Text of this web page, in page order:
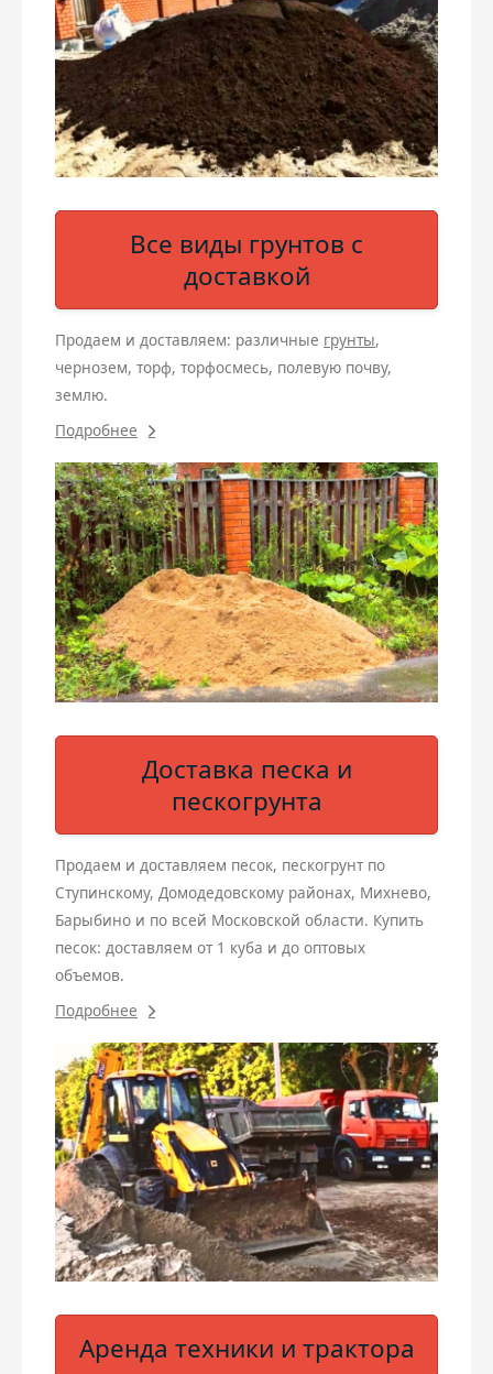
Все виды грунтов с
доставкой
Продаем и доставляем: различные грунты,
чернозем, торф, торфосмесь, полевую почву,
землю.
Подробнее
Доставка песка и
пескогрунта
Продаем и доставляем песок, пескогрунт по
Ступинскому, Домодедовскому районах, Михнево,
Барыбино и по всей Московской области. Купить
песок: доставляем от 1 куба и до оптовых
объемов.
Подробнее
Аренда техники и трактора